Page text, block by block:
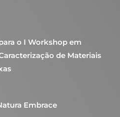
o I Workshop em
de Materiais
Embrace